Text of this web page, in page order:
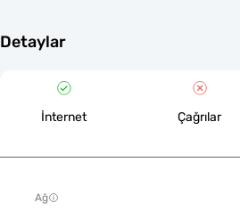
Detaylar
İnternet Çağrılar
Ağ